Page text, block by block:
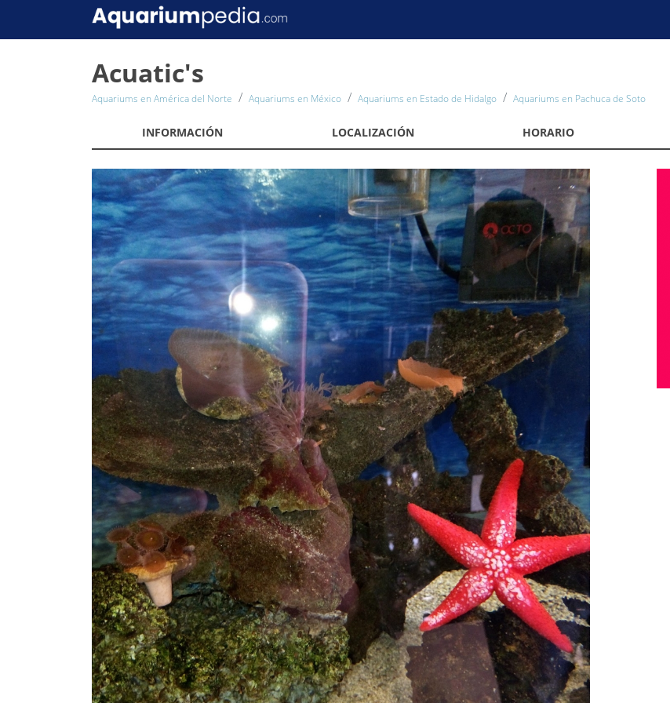
Acuatic's
Aquariums en América del Norte Aquariums en México Aquariums en Estado de Hidalgo Aquariums en Pachuca de Soto
INFORMACIÓN LOCALIZACIÓN HORARIO